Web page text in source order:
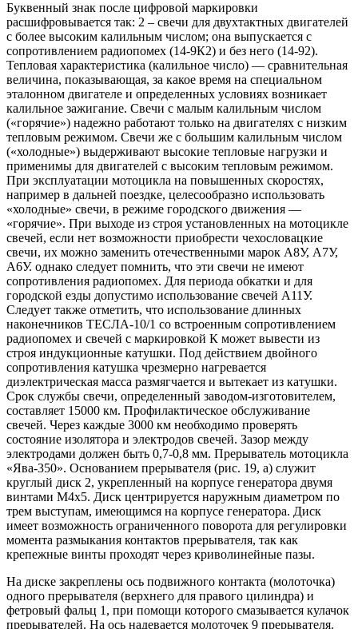
Буквенный знак после цифровой маркировки
расшифровывается так: 2 – свечи для двухтактных двигателей
с более высоким калильным числом; она выпускается с
сопротивлением радиопомех (14-9К2) и без него (14-92).
Тепловая характеристика (калильное число) — сравнительная
величина, показывающая, за какое время на специальном
эталонном двигателе и определенных условиях возникает
калильное зажигание. Свечи с малым калильным числом
(«горячие») надежно работают только на двигателях с низким
тепловым режимом. Свечи же с большим калильным числом
(«холодные») выдерживают высокие тепловые нагрузки и
применимы для двигателей с высоким тепловым режимом.
При эксплуатации мотоцикла на повышенных скоростях,
например в дальней поездке, целесообразно использовать
«холодные» свечи, в режиме городского движения —
«горячие». При выходе из строя установленных на мотоцикле
свечей, если нет возможности приобрести чехословацкие
свечи, их можно заменить отечественными марок А8У, А7У,
А6У. однако следует помнить, что эти свечи не имеют
сопротивления радиопомех. Для периода обкатки и для
городской езды допустимо использование свечей А11У.
Следует также отметить, что использование длинных
наконечников ТЕСЛА-10/1 со встроенным сопротивлением
радиопомех и свечей с маркировкой К может вывести из
строя индукционные катушки. Под действием двойного
сопротивления катушка чрезмерно нагревается
диэлектрическая масса размягчается и вытекает из катушки.
Срок службы свечи, определенный заводом-изготовителем,
составляет 15000 км. Профилактическое обслуживание
свечей. Через каждые 3000 км необходимо проверять
состояние изолятора и электродов свечей. Зазор между
электродами должен быть 0,7-0,8 мм. Прерыватель мотоцикла
«Ява-350». Основанием прерывателя (рис. 19, а) служит
круглый диск 2, укрепленный на корпусе генератора двумя
винтами М4х5. Диск центрируется наружным диаметром по
трем выступам, имеющимся на корпусе генератора. Диск
имеет возможность ограниченного поворота для регулировки
момента размыкания контактов прерывателя, так как
крепежные винты проходят через криволинейные пазы.
На диске закреплены ось подвижного контакта (молоточка)
одного прерывателя (верхнего для правого цилиндра) и
фетровый фальц 1, при помощи которого смазывается кулачок
прерывателей. На ось надевается молоточек 9 прерывателя.